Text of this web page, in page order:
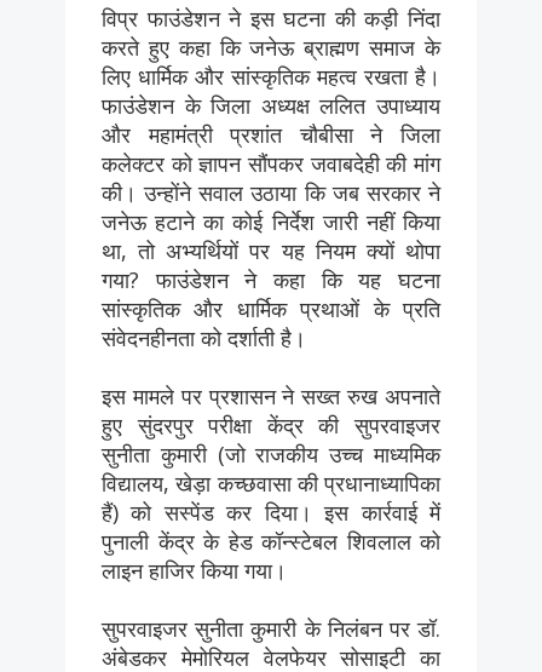
विप्र फाउंडेशन ने इस घटना की कड़ी निंदा
करते हुए कहा कि जनेऊ ब्राह्मण समाज के
लिए धार्मिक और सांस्कृतिक महत्व रखता है।
फाउंडेशन के जिला अध्यक्ष ललित उपाध्याय
और महामंत्री प्रशांत चौबीसा ने जिला
कलेक्टर को ज्ञापन सौंपकर जवाबदेही की मांग
की। उन्होंने सवाल उठाया कि जब सरकार ने
जनेऊ हटाने का कोई निर्देश जारी नहीं किया
था, तो अभ्यर्थियों पर यह नियम क्यों थोपा
गया? फाउंडेशन ने कहा कि यह घटना
सांस्कृतिक और धार्मिक प्रथाओं के प्रति
संवेदनहीनता को दर्शाती है।
इस मामले पर प्रशासन ने सख्त रुख अपनाते
हुए सुंदरपुर परीक्षा केंद्र की सुपरवाइजर
सुनीता कुमारी (जो राजकीय उच्च माध्यमिक
विद्यालय, खेड़ा कच्छवासा की प्रधानाध्यापिका
हैं) को सस्पेंड कर दिया। इस कार्रवाई में
पुनाली केंद्र के हेड कॉन्स्टेबल शिवलाल को
लाइन हाजिर किया गया।
सुपरवाइजर सुनीता कुमारी के निलंबन पर डॉ.
अंबेडकर मेमोरियल वेलफेयर सोसाइटी का